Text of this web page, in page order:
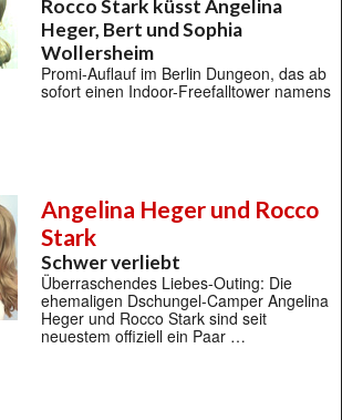
Rocco Stark küsst Angelina
Heger, Bert und Sophia
Wollersheim
Promi-Auflauf im Berlin Dungeon, das ab
sofort einen Indoor-Freefalltower namens
Angelina Heger und Rocco
Stark
Schwer verliebt
Überraschendes Liebes-Outing: Die
ehemaligen Dschungel-Camper Angelina
Heger und Rocco Stark sind seit
neuestem offiziell ein Paar …